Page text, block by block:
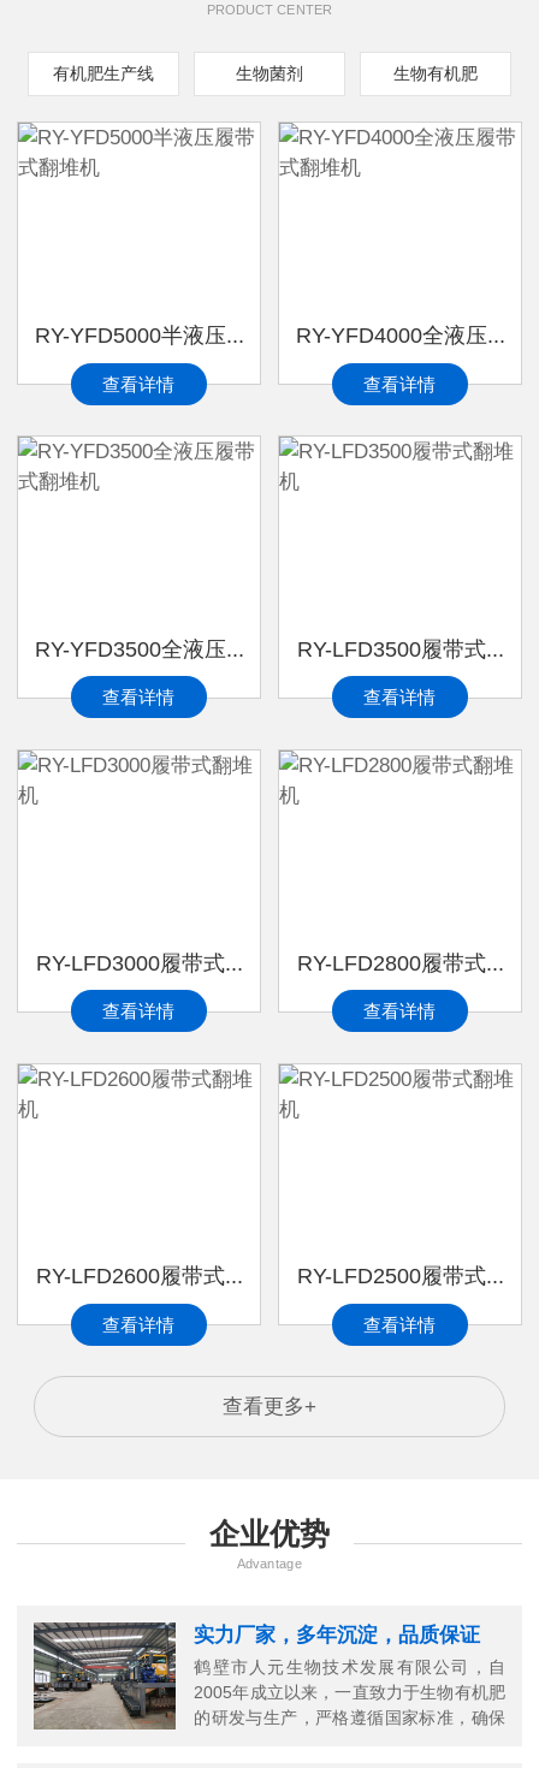
PRODUCT CENTER
有机肥生产线 生物菌剂 生物有机肥
RY-YFD5000半液压...
查看详情
RY-YFD4000全液压...
查看详情
RY-YFD3500全液压...
查看详情
RY-LFD3500履带式...
查看详情
RY-LFD3000履带式...
查看详情
RY-LFD2800履带式...
查看详情
RY-LFD2600履带式...
查看详情
RY-LFD2500履带式...
查看详情
查看更多+
企业优势
Advantage
实力厂家，多年沉淀，品质保证
鹤壁市人元生物技术发展有限公司，自
2005年成立以来，一直致力于生物有机肥
的研发与生产，严格遵循国家标准，确保